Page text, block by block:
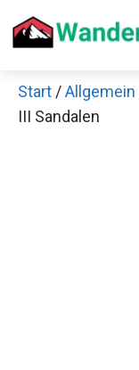
Inhalt
Start /Allgemein
III Sandalen